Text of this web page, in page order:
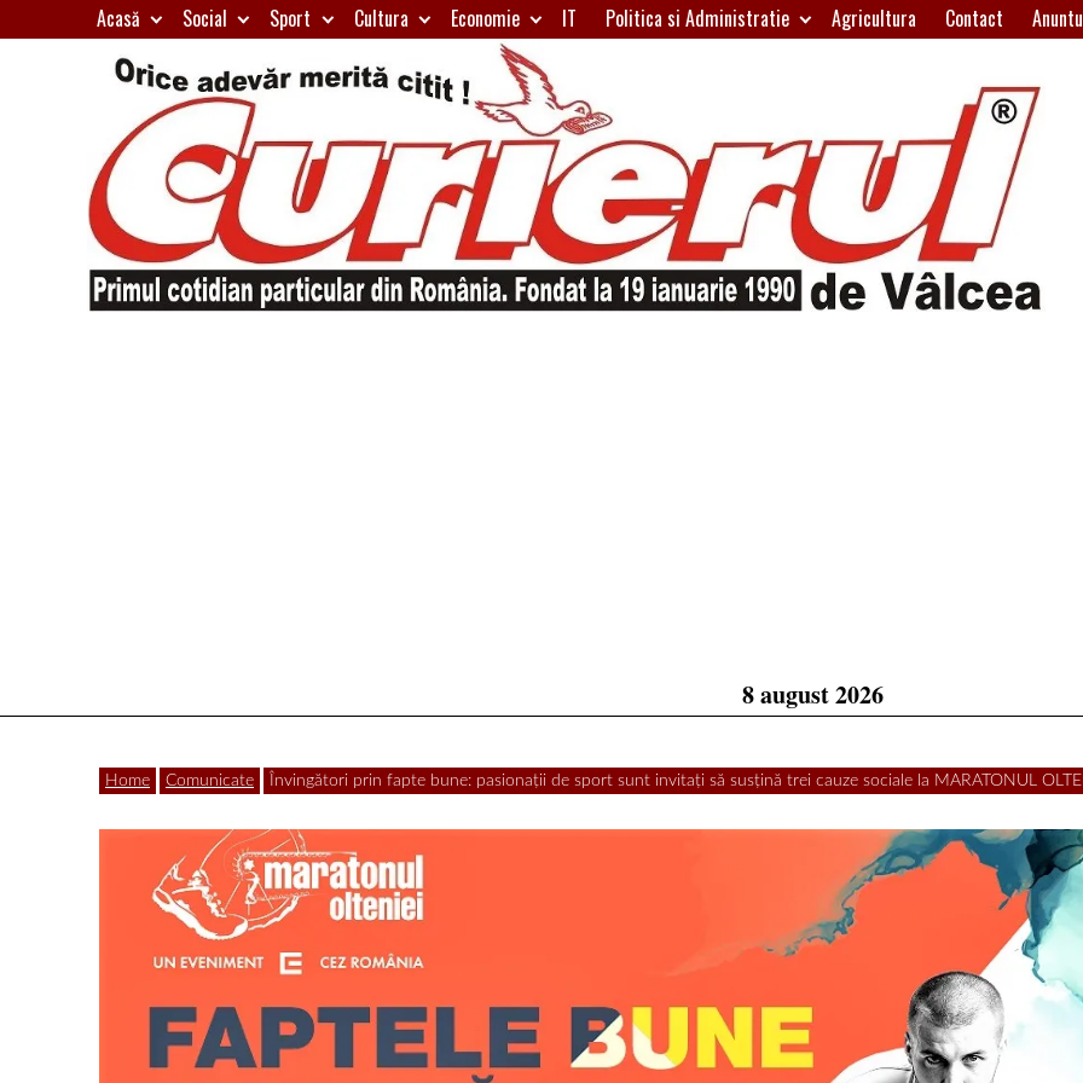
to
Acasă Social Sport Cultura Economie IT Politica si Administratie Agricultura Contact
8 august 2026
Home Comunicate Învingători prin fapte bune: pasionații de sport sunt invitați să susțină trei cauze sociale la MARATONUL